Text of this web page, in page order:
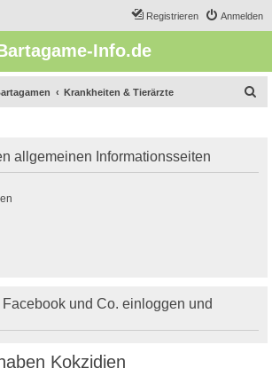
Anmelden
Registrieren
Info.de
Krankheiten & Tierärzte
e
allgemeinen Informationsseiten
und Co. einloggen und
Kokzidien